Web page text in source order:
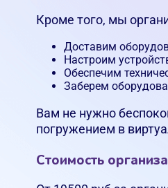
Кроме того, мы
Доставим
Настроим
Обеспечим
Заберем
Вам не нужно
погружением в
Стоимость